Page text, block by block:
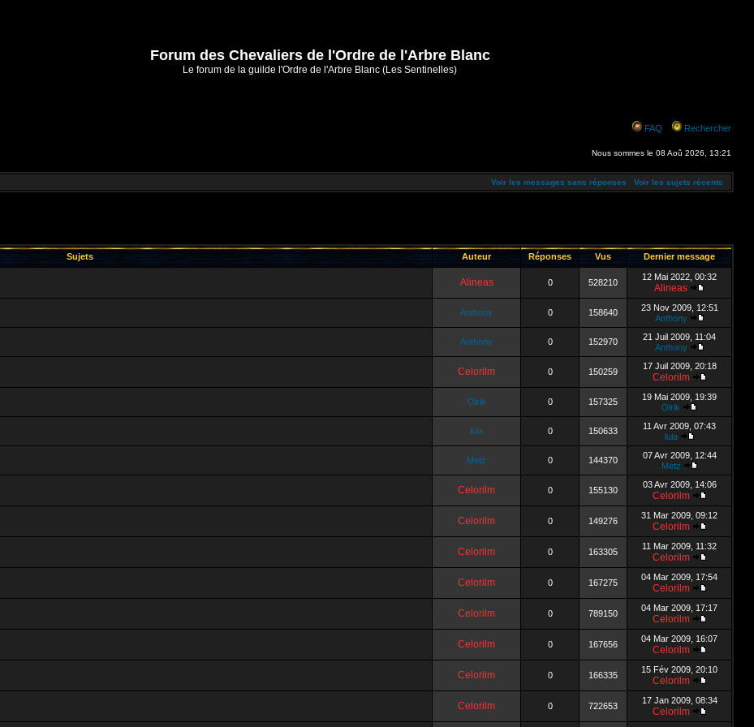
Forum des Chevaliers de l'Ordre de l'Arbre Blanc
Le forum de la guilde l'Ordre de l'Arbre Blanc (Les Sentinelles)
FAQ Rechercher
Nous sommes le 08 Aoû 2026, 13:21
Voir les messages sans réponses Voir les sujets récents
Sujets Auteur Réponses Vus Dernier message
Alineas 0 528210
12 Mai 2022, 00:32
Alineas
Anthony 0 158640
23 Nov 2009, 12:51
Anthony
Anthony 0 152970
21 Juil 2009, 11:04
Anthony
Celorilm 0 150259
17 Juil 2009, 20:18
Celorilm
Olrik 0 157325
19 Mai 2009, 19:39
Olrik
lula 0 150633
11 Avr 2009, 07:43
lula
Metz 0 144370
07 Avr 2009, 12:44
Metz
Celorilm 0 155130
03 Avr 2009, 14:06
Celorilm
Celorilm 0 149276
31 Mar 2009, 09:12
Celorilm
Celorilm 0 163305
11 Mar 2009, 11:32
Celorilm
Celorilm 0 167275
04 Mar 2009, 17:54
Celorilm
Celorilm 0 789150
04 Mar 2009, 17:17
Celorilm
Celorilm 0 167656
04 Mar 2009, 16:07
Celorilm
Celorilm 0 166335
15 Fév 2009, 20:10
Celorilm
Celorilm 0 722653
17 Jan 2009, 08:34
Celorilm